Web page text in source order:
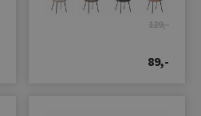
129,-
89,-